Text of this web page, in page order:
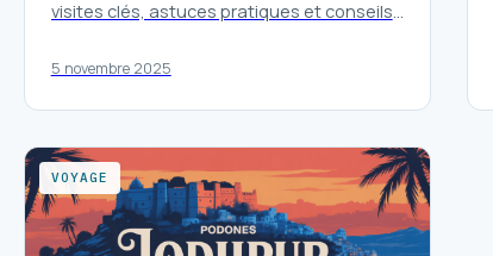
5 novembre 2025
visites clés, astuces pratiques et conseils
VOYAGE